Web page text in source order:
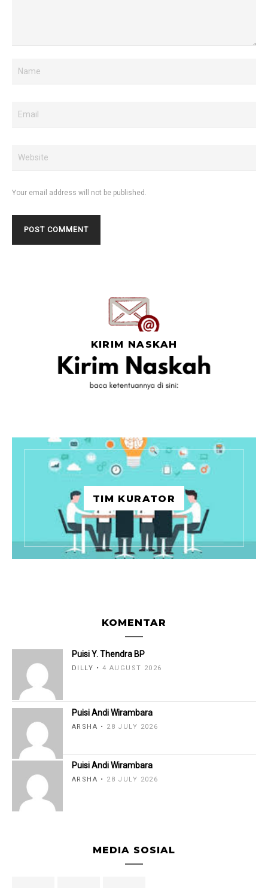
Your email address will not be published.
KIRIM NASKAH
TIM KURATOR
KOMENTAR
Puisi Y. Thendra BP
DILLY 4 AUGUST 2026
Puisi Andi Wirambara
ARSHA 28 JULY 2026
Puisi Andi Wirambara
ARSHA 28 JULY 2026
MEDIA SOSIAL